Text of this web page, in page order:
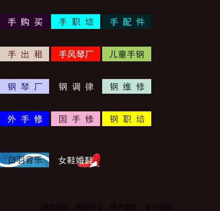
调音职业，稀缺行业，用户服务，琴行创业。